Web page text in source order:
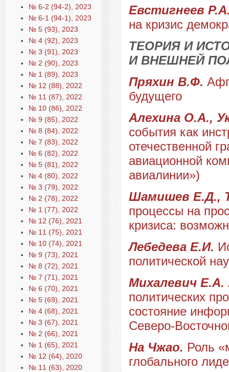
№ 6-2 (94-2), 2023
№ 6-1 (94-1), 2023
№ 5 (93), 2023
№ 4 (92), 2023
№ 3 (91), 2023
№ 2 (90), 2023
№ 1 (89), 2023
№ 12 (88), 2022
№ 11 (87), 2022
№ 10 (86), 2022
№ 9 (85), 2022
№ 8 (84), 2022
№ 7 (83), 2022
№ 6 (82), 2022
№ 5 (81), 2022
№ 4 (80), 2022
№ 3 (79), 2022
№ 2 (78), 2022
№ 1 (77), 2022
№ 12 (76), 2021
№ 11 (75), 2021
№ 10 (74), 2021
№ 9 (73), 2021
№ 8 (72), 2021
№ 7 (71), 2021
№ 6 (70), 2021
№ 5 (69), 2021
№ 4 (68), 2021
№ 3 (67), 2021
№ 2 (66), 2021
№ 1 (65), 2021
№ 12 (64), 2020
№ 11 (63), 2020
Евстигнеев
на кризис
ТЕОРИЯ И
И ВНЕШНЕЙ
Пряхин В.Ф.
будущего
Алехина О.А.,
события как
отечественной
авиационной
авиалинии»)
Шамишев Е.Д.,
процессы на
кризиса:
Лебедева Е.И.
политической
Михалевич Е.А.
политических
состояние
Северо-
На Чжао. Роль
глобального